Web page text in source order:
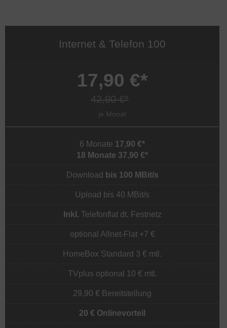
Internet & Telefon 100
17,90 €*
42,90 €*
je Monat
6 Monate 17,90 €*
18 Monate 37,90 €*
Download bis 100 MBit/s
Upload bis 40 MBit/s
Inkl. Telefonflat dt. Festnetz
optional Allnet-Flat +7 €
HomeBox Standard 3 € mtl.
TVplus optional 10 € mtl.
29,90 € Bereitstellung
20 € Onlinevorteil